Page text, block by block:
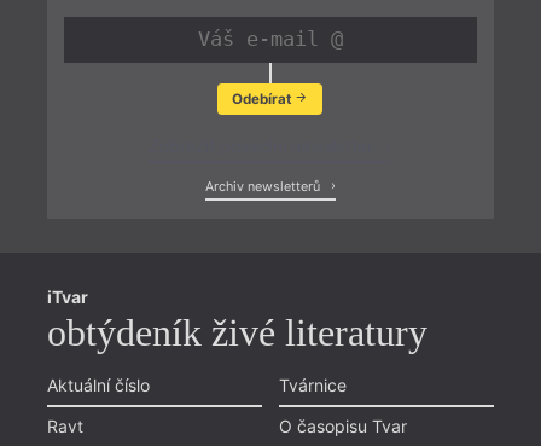
Odebírat
Archiv newsletterů
iTvar
obtýdeník živé literatury
Aktuální číslo
Ravt
Tvárnice
O časopisu Tvar